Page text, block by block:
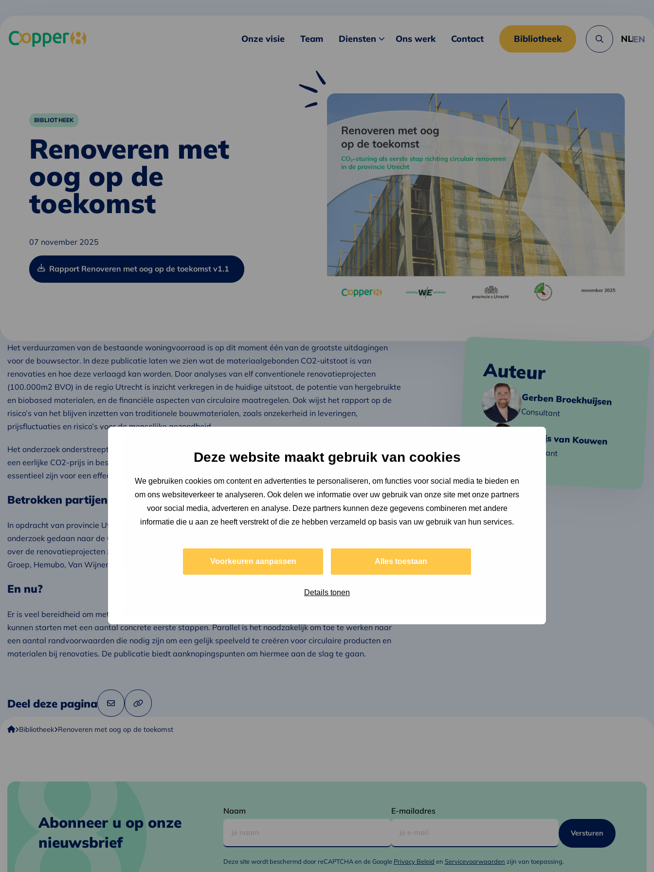
Deze website maakt gebruik van cookies
We gebruiken cookies om content en advertenties te personaliseren, om functies voor social media te bieden en
om ons websiteverkeer te analyseren. Ook delen we informatie over uw gebruik van onze site met onze partners
voor social media, adverteren en analyse. Deze partners kunnen deze gegevens combineren met andere
informatie die u aan ze heeft verstrekt of die ze hebben verzameld op basis van uw gebruik van hun services.
Voorkeuren aanpassen Alles toestaan
Details tonen
Onze visie Team Diensten Ons werk Contact Bibliotheek
Zoek
knop
NLEN
BIBLIOTHEEK
Renoveren met
oog op de
toekomst
07 november 2025
Rapport Renoveren met oog op de toekomst v1.1
Het verduurzamen van de bestaande woningvoorraad is op dit moment één van de grootste uitdagingen
voor de bouwsector. In deze publicatie laten we zien wat de materiaalgebonden CO2-uitstoot is van
renovaties en hoe deze verlaagd kan worden. Door analyses van elf conventionele renovatieprojecten
(100.000m2 BVO) in de regio Utrecht is inzicht verkregen in de huidige uitstoot, de potentie van hergebruikte
en biobased materialen, en de financiële aspecten van circulaire maatregelen. Ook wijst het rapport op de
risico’s van het blijven inzetten van traditionele bouwmaterialen, zoals onzekerheid in leveringen,
prijsfluctuaties en risico’s voor de menselijke gezondheid.
Het onderzoek onderstreept dat sturen op minimale materiaalgebonden CO2-uitstoot, het meenemen van
een eerlijke CO2-prijs in besluitvorming en samenwerking tussen overheid, opdrachtgevers en bouwers
essentieel zijn voor een effectieve en toekomstbestendige renovatieaanpak.
Betrokken partijen
In opdracht van provincie Utrecht, DigiC (ROM region Utrecht) hebben Copper8 en W/E adviseurs een
onderzoek gedaan naar de CO2 impact van elf renovatieprojecten in de regio Utrecht. Informatie en data
over de renovatieprojecten zijn aangeleverd door markpartijen: Coen Hagedoorn Bouw, Dura Vermeer, Elk
Groep, Hemubo, Van Wijnen en Rutges vernieuwt.
En nu?
Er is veel bereidheid om met circulair renoveren aan de slag te zijn. De verschillende betrokken partijen
kunnen starten met een aantal concrete eerste stappen. Parallel is het noodzakelijk om toe te werken naar
een aantal randvoorwaarden die nodig zijn om een gelijk speelveld te creëren voor circulaire producten en
materialen bij renovaties. De publicatie biedt aanknopingspunten om hiermee aan de slag te gaan.
Deel deze pagina
Deel
via
e-
Link
naar
kopiëren
Auteur
Gerben Broekhuijsen
Consultant
Lees
meer
over
Gerben
Mathijs van Kouwen
Consultant
Lees
Copper8
Bibliotheek Renoveren met oog op de toekomst
Abonneer u op onze
nieuwsbrief
Naam E-mailadres
Deze site wordt beschermd door reCAPTCHA en de Google Privacy Beleid en Servicevoorwaarden zijn van toepassing.